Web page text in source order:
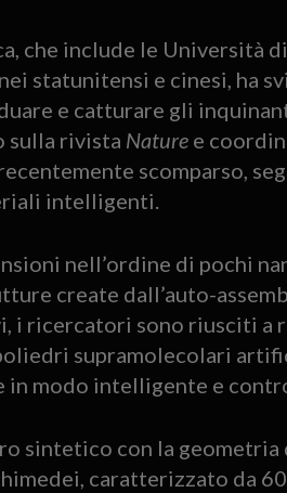
che include le Università
statunitensi e cinesi, ha
e catturare gli
sulla rivista Naturee
scomparso,
intelligenti.
nell’ordine di pochi
create dall’auto-
i ricercatori sono riusciti a
supramolecolari
in modo intelligente e
sintetico con la geometria
caratterizzato da